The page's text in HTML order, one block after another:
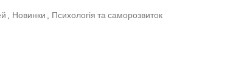
, Новинки , Психологія та саморозвиток